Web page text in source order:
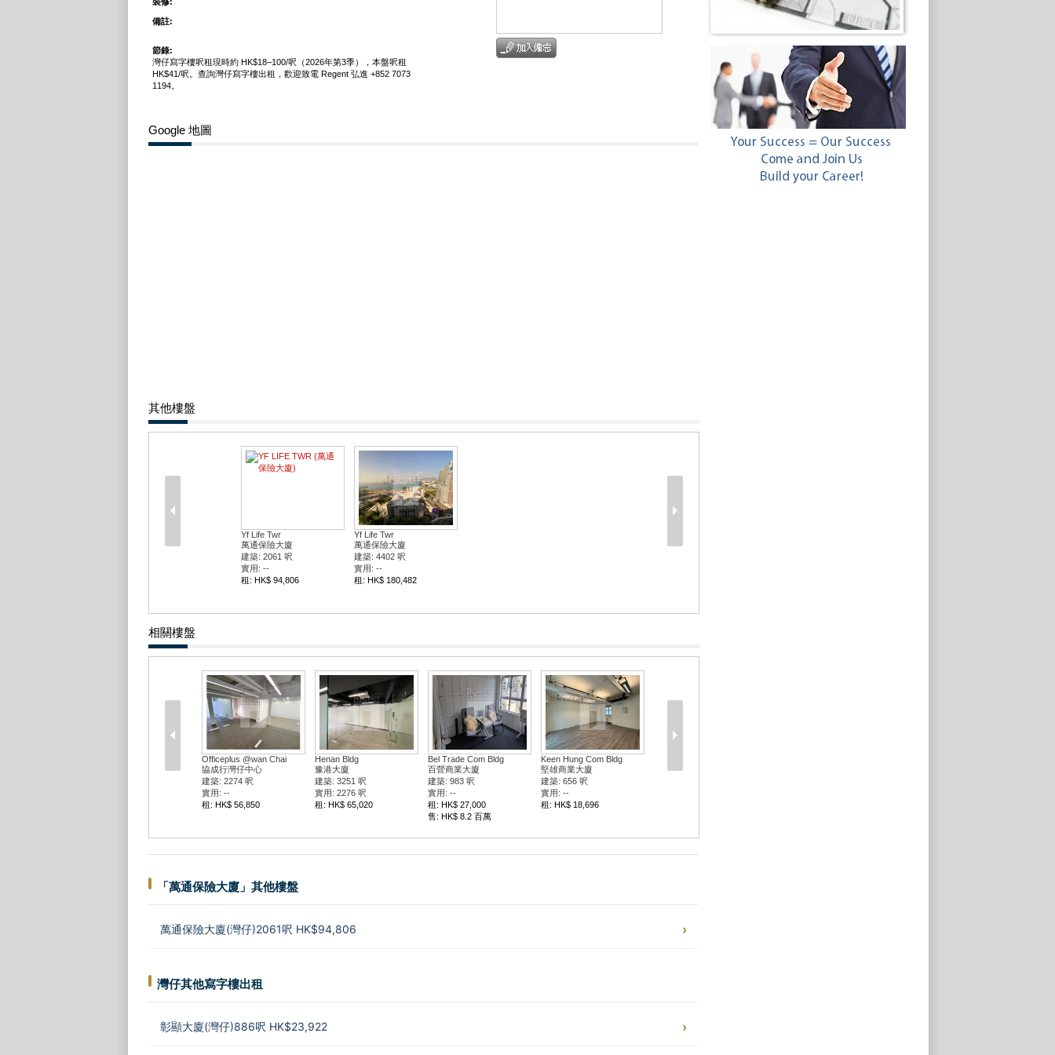
備註:
節錄:
灣仔寫字樓呎租現時約 HK$18–100/呎（2026年第3季），本盤呎租
HK$41/呎。查詢灣仔寫字樓出租，歡迎致電 Regent 弘進 +852 7073
1194。
Google 地圖
其他樓盤
Yf Life Twr
萬通保險大廈
建築: 2061 呎
實用: --
租: HK$ 94,806
Yf Life Twr
萬通保險大廈
建築: 4402 呎
實用: --
租: HK$ 180,482
相關樓盤
Officeplus @wan Chai
協成行灣仔中心
建築: 2274 呎
實用: --
租: HK$ 56,850
Henan Bldg
豫港大廈
建築: 3251 呎
實用: 2276 呎
租: HK$ 65,020
Bel Trade Com Bldg
百營商業大廈
建築: 983 呎
實用: --
租: HK$ 27,000
售: HK$ 8.2 百萬
Keen Hung Com Bldg
堅雄商業大廈
建築: 656 呎
實用: --
租: HK$ 18,696
「萬通保險大廈」其他樓盤
萬通保險大廈(灣仔)2061呎 HK$94,806
灣仔其他寫字樓出租
彰顯大廈(灣仔)886呎 HK$23,922